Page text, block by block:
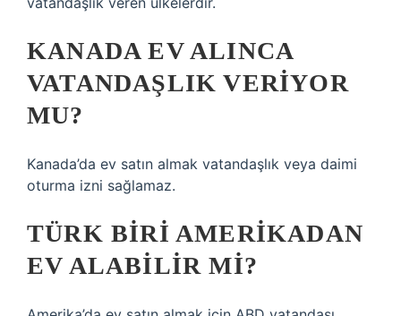
KANADA EV ALINCA
VATANDAŞLIK VERIYOR
MU?
Kanada’da ev satın almak vatandaşlık veya daimi
oturma izni sağlamaz.
TÜRK BIRI AMERIKADAN
EV ALABILIR MI?